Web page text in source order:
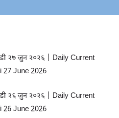
२७ जुन २०२६ | Daily Current
27 June 2026
२६ जुन २०२६ | Daily Current
26 June 2026